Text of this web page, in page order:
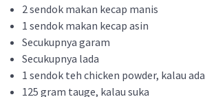
2 sendok makan kecap manis
1 sendok makan kecap asin
Secukupnya garam
Secukupnya lada
1 sendok teh chicken powder, kalau ada
125 gram tauge, kalau suka